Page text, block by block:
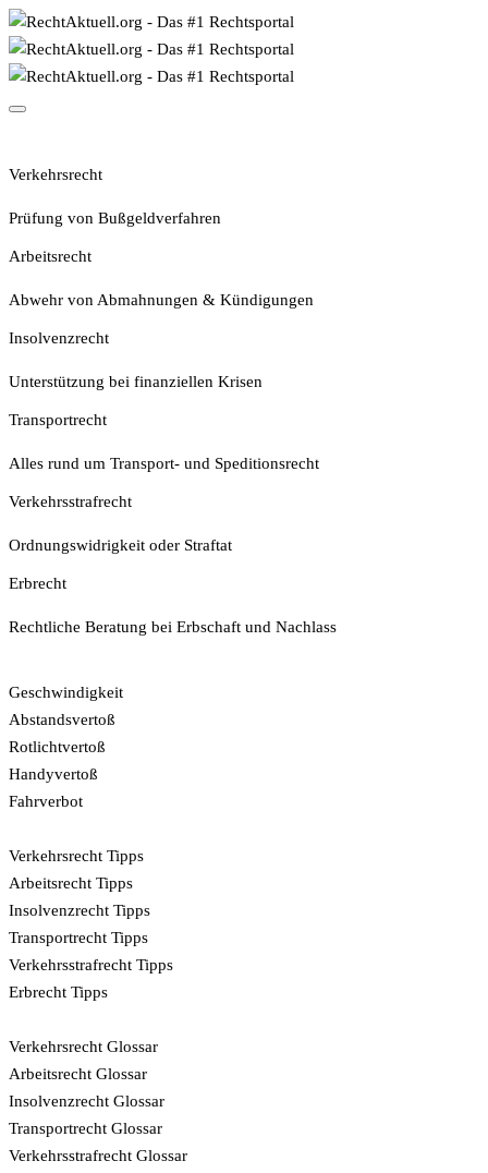
Verkehrsrecht
Prüfung von Bußgeldverfahren
Arbeitsrecht
Abwehr von Abmahnungen & Kündigungen
Insolvenzrecht
Unterstützung bei finanziellen Krisen
Transportrecht
Alles rund um Transport- und Speditionsrecht
Verkehrsstrafrecht
Ordnungswidrigkeit oder Straftat
Erbrecht
Rechtliche Beratung bei Erbschaft und Nachlass
Geschwindigkeit
Abstandsvertoß
Rotlichtvertoß
Handyvertoß
Fahrverbot
Verkehrsrecht Tipps
Arbeitsrecht Tipps
Insolvenzrecht Tipps
Transportrecht Tipps
Verkehrsstrafrecht Tipps
Erbrecht Tipps
Verkehrsrecht Glossar
Arbeitsrecht Glossar
Insolvenzrecht Glossar
Transportrecht Glossar
Verkehrsstrafrecht Glossar